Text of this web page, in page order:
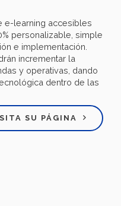
e-learning accesibles
personalizable, simple
e implementación.
incrementar la
y operativas, dando
dentro de las
SU PÁGINA